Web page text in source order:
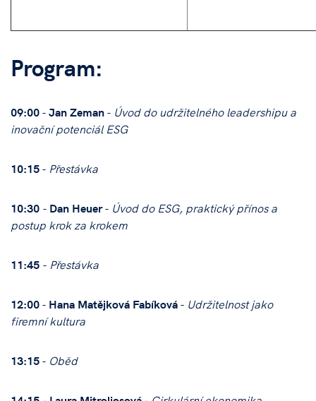
Program:
09:00-Jan Zeman- Úvod do udržitelného leadershipu a
inovační potenciál ESG
10:15- Přestávka
10:30 - Dan Heuer- Úvod do ESG, praktický přínos a
postup krok za krokem
11:45 - Přestávka
12:00- Hana Matějková Fabíková- Udržitelnost jako
firemní kultura
13:15- Oběd